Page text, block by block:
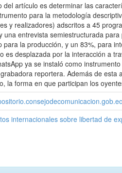
del artículo es determinar las
para la metodología
y realizadores) adscritos a 45
una entrevista semiestructurada
para la producción, y un 83%, para
es desplazada por la interacción a
ya se instaló como
reportera. Además de esta
la forma en que participan los
internacionales sobre libertad de